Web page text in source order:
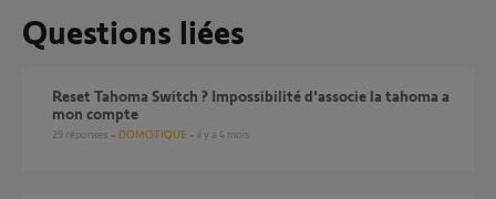
Questions liées
Reset Tahoma Switch ? Impossibilité d'associe la tahoma a
mon compte
29 réponses DOMOTIQUE il y a 4 mois